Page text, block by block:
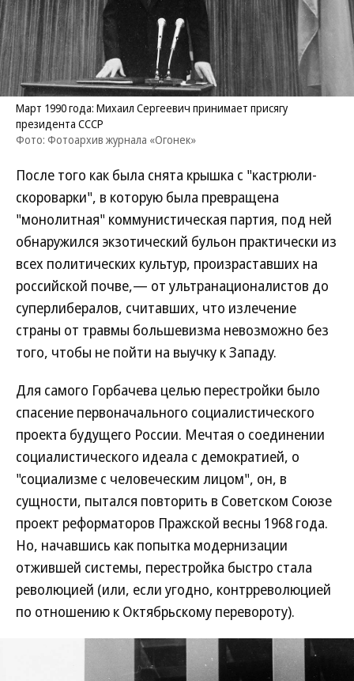
Март 1990 года: Михаил Сергеевич принимает присягу
президента СССР
Фото: Фотоархив журнала «Огонек»
После того как была снята крышка с "кастрюли-
скороварки", в которую была превращена
"монолитная" коммунистическая партия, под ней
обнаружился экзотический бульон практически из
всех политических культур, произраставших на
российской почве,— от ультранационалистов до
суперлибералов, считавших, что излечение
страны от травмы большевизма невозможно без
того, чтобы не пойти на выучку к Западу.
Для самого Горбачева целью перестройки было
спасение первоначального социалистического
проекта будущего России. Мечтая о соединении
социалистического идеала с демократией, о
"социализме с человеческим лицом", он, в
сущности, пытался повторить в Советском Союзе
проект реформаторов Пражской весны 1968 года.
Но, начавшись как попытка модернизации
отжившей системы, перестройка быстро стала
революцией (или, если угодно, контрреволюцией
по отношению к Октябрьскому перевороту).